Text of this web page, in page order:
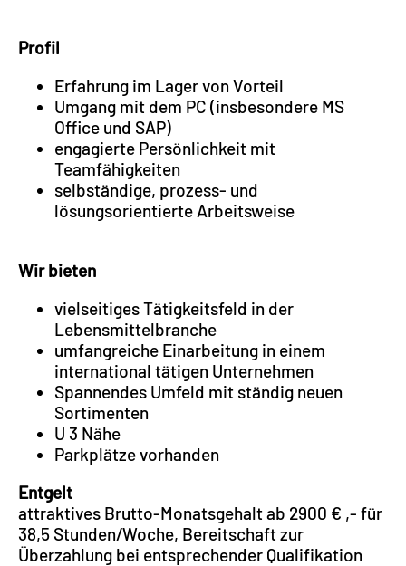
Profil
Erfahrung im Lager von Vorteil
Umgang mit dem PC (insbesondere MS
Office und SAP)
engagierte Persönlichkeit mit
Teamfähigkeiten
selbständige, prozess- und
lösungsorientierte Arbeitsweise
Wir bieten
vielseitiges Tätigkeitsfeld in der
Lebensmittelbranche
umfangreiche Einarbeitung in einem
international tätigen Unternehmen
Spannendes Umfeld mit ständig neuen
Sortimenten
U 3 Nähe
Parkplätze vorhanden
Entgelt
attraktives Brutto-Monatsgehalt ab 2900 € ,- für
38,5 Stunden/Woche, Bereitschaft zur
Überzahlung bei entsprechender Qualifikation